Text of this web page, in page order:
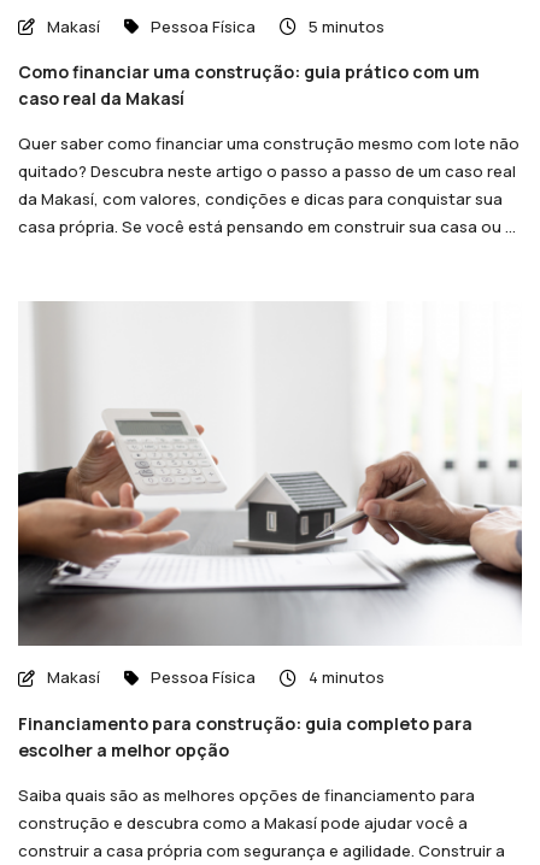
Makasí Pessoa Física 5 minutos
Como financiar uma construção: guia prático com um
caso real da Makasí
Quer saber como financiar uma construção mesmo com lote não
quitado? Descubra neste artigo o passo a passo de um caso real
da Makasí, com valores, condições e dicas para conquistar sua
casa própria. Se você está pensando em construir sua casa ou ...
Makasí Pessoa Física 4 minutos
Financiamento para construção: guia completo para
escolher a melhor opção
Saiba quais são as melhores opções de financiamento para
construção e descubra como a Makasí pode ajudar você a
construir a casa própria com segurança e agilidade. Construir a